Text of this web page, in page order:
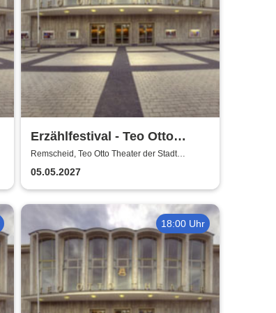
Erzählfestival - Teo Otto
Theater
Remscheid, Teo Otto Theater der Stadt
Remscheid
05.05.2027
18:00 Uhr